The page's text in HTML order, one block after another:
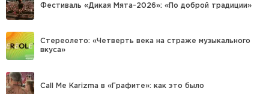
Фестиваль «Дикая Мята-2026»: «По доброй традиции»
Стереолето: «Четверть века на страже музыкального
вкуса»
Call Me Karizma в «Графите»: как это было